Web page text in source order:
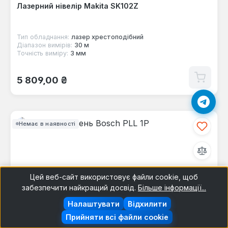
Лазерний нівелір Makita SK102Z
Тип обладнання: лазер хрестоподібний
Діапазон вимірів: 30 м
Точність виміру: 3 мм
Звичайна ціна:
5 809,00 ₴
Немає в наявності
Цей веб-сайт використовує файли cookie, щоб
забезпечити найкращий досвід. Більше інформації...
Відхилити
Налаштувати
Прийняти всі файли cookie